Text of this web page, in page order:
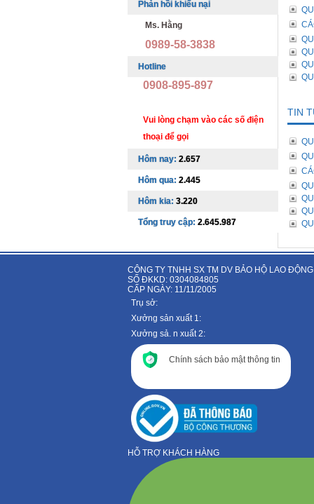
TIN
Phản hồi khiếu nại
Ms. Hằng
0989-58-3838
Hotline
0908-895-897
Vui lòng chạm vào các số điện
thoại để gọi
Hôm nay: 2.657
Hôm qua: 2.445
Hôm kia: 3.220
Tổng truy cập: 2.645.987
CÔNG TY TNHH SX TM DV BẢO HỘ LAO
SỐ ĐKKD: 0304084805
CẤP NGÀY: 11/11/2005
Trụ sở:
Xưởng sản xuất 1:
Xưởng sả. n xuất 2:
Chính sách bảo mật thông tin
HỖ TRỢ KHÁCH HÀNG